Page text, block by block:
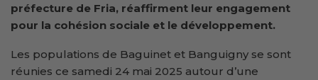
préfecture de Fria, réaffirment leur engagement
pour la cohésion sociale et le développement.
Les populations de Baguinet et Banguigny se sont
réunies ce samedi 24 mai 2025 autour d’une